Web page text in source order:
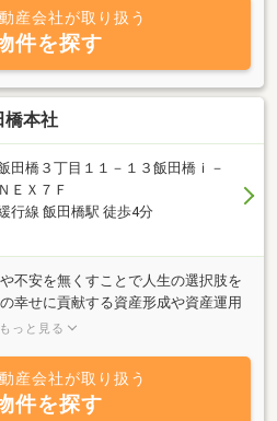
産会社が取り扱う
件を探す
橋本社
田橋３丁目１１－１３飯田橋ｉ－
ＥＸ７Ｆ
行線 飯田橋駅 徒歩4分
不安を無くすことで人生の選択肢を
幸せに貢献する資産形成や資産運用
承継のコンサルティングを提供して
する1棟リノベーション物件とし
ンドReDEAL（リデアル）シリーズを
のご相談や、不動産売却のご相談
もっと見る
産会社が取り扱う
件を探す